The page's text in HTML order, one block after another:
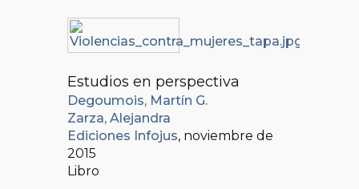
Estudios en perspectiva
Degoumois, Martín G.
Zarza, Alejandra
Ediciones Infojus, noviembre de
2015
Libro